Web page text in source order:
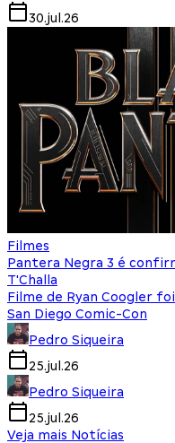
30.jul.26
Filmes
Pantera Negra 3 é
T'Challa
Filme de Ryan Coogler
San Diego Comic-Con
Pedro Siqueira
25.jul.26
Pedro Siqueira
25.jul.26
Veja mais Notícias